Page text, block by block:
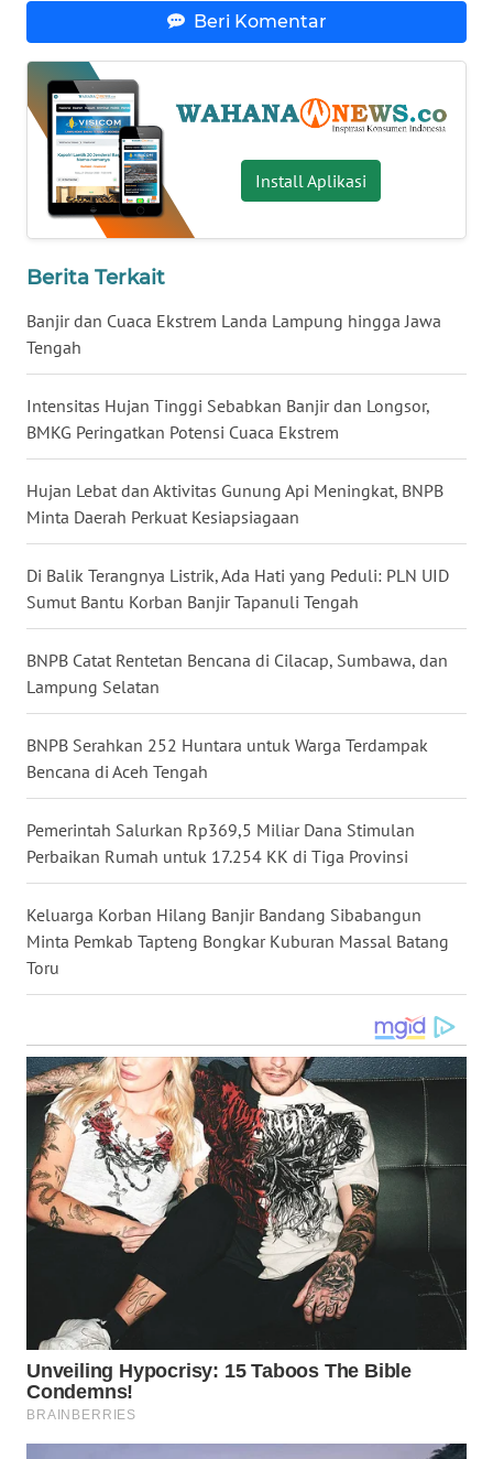
Beri Komentar
Install Aplikasi
Berita Terkait
Banjir dan Cuaca Ekstrem Landa Lampung hingga Jawa
Tengah
Intensitas Hujan Tinggi Sebabkan Banjir dan Longsor,
BMKG Peringatkan Potensi Cuaca Ekstrem
Hujan Lebat dan Aktivitas Gunung Api Meningkat, BNPB
Minta Daerah Perkuat Kesiapsiagaan
Di Balik Terangnya Listrik, Ada Hati yang Peduli: PLN UID
Sumut Bantu Korban Banjir Tapanuli Tengah
BNPB Catat Rentetan Bencana di Cilacap, Sumbawa, dan
Lampung Selatan
BNPB Serahkan 252 Huntara untuk Warga Terdampak
Bencana di Aceh Tengah
Pemerintah Salurkan Rp369,5 Miliar Dana Stimulan
Perbaikan Rumah untuk 17.254 KK di Tiga Provinsi
Keluarga Korban Hilang Banjir Bandang Sibabangun
Minta Pemkab Tapteng Bongkar Kuburan Massal Batang
Toru
WN
JOGJA
WN
JATIM
WN
WN
KALBAR
WN
KALTENG
WN
KALTARA
WN
WN
KALTIM
SULSEL
WN
GORONTALO
WN
SULUT
WN
MALUT
WN
DAIRI
WN
NIAS